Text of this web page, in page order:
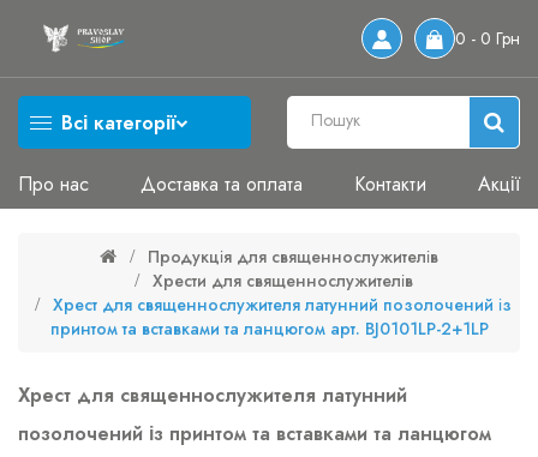
0 - 0 Грн
Всі категорії
Про нас Доставка та оплата Контакти Акції
Продукція для священнослужителів
Хрести для священнослужителів
Хрест для священнослужителя латунний позолочений із
принтом та вставками та ланцюгом арт. BJ0101LP-2+1LP
Хрест для священнослужителя латунний
позолочений із принтом та вставками та ланцюгом